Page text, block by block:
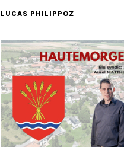
LUCAS PHILIPPOZ